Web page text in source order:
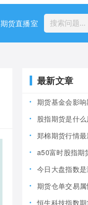
期货直播室
最新文章
期货基金会影响期货
股指期货是什么原
郑棉期货行情
a50富时股指期
今日大盘指数是涨还
期货仓单交易属性是
恒生科技指数期货